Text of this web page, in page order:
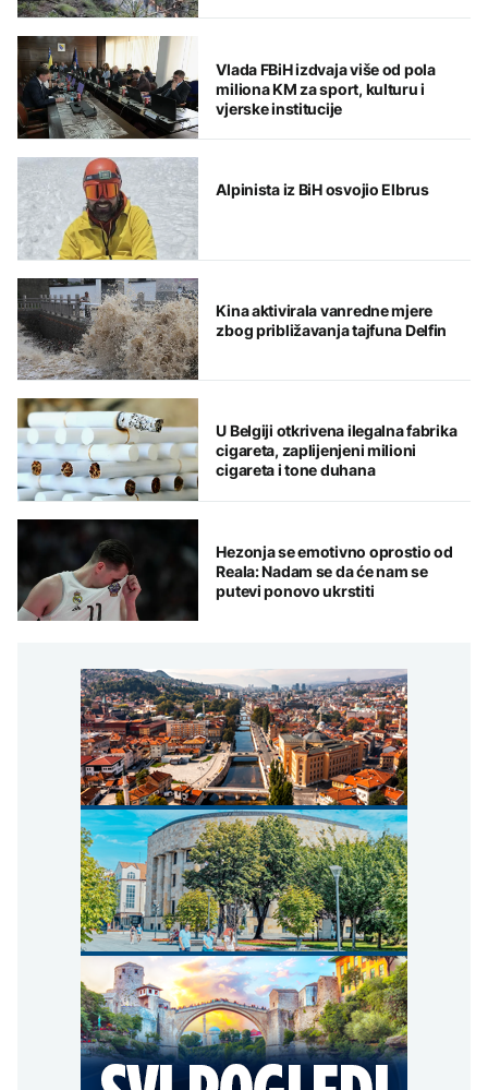
Vlada FBiH izdvaja više od pola
miliona KM za sport, kulturu i
vjerske institucije
Alpinista iz BiH osvojio Elbrus
Kina aktivirala vanredne mjere
zbog približavanja tajfuna Delfin
U Belgiji otkrivena ilegalna fabrika
cigareta, zaplijenjeni milioni
cigareta i tone duhana
Hezonja se emotivno oprostio od
Reala: Nadam se da će nam se
putevi ponovo ukrstiti